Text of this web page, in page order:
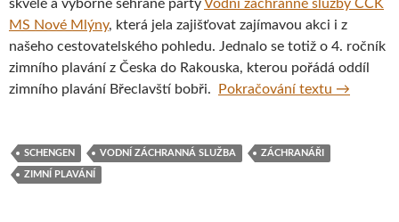
skvělé a výborně sehrané party Vodní záchranné služby ČČK
MS Nové Mlýny, která jela zajišťovat zajímavou akci i z
našeho cestovatelského pohledu. Jednalo se totiž o 4. ročník
zimního plavání z Česka do Rakouska, kterou pořádá oddíl
zimního plavání Břeclavští bobři. Pokračování textu →
SCHENGEN VODNÍ ZÁCHRANNÁ SLUŽBA ZÁCHRANÁŘI
ZIMNÍ PLAVÁNÍ